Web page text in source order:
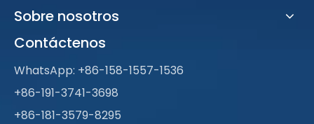
Sobre nosotros
Contáctenos
WhatsApp: +86-158-1557-1536
+86-191-3741-3698
+86-181-3579-8295